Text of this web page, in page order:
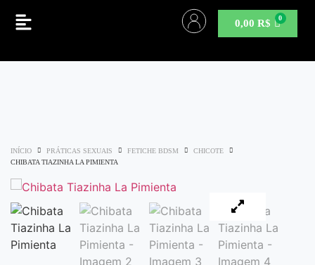
0,00R$
INÍCIO PRÁTICAS SEXUAIS FETICHE BDSM
CHICOTE
CHIBATA TIAZINHA LA PIMIENTA